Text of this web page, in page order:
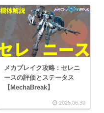
メカブレイク攻略 : セレニ
ースの評価とステータス
【MechaBreak】
2025.06.30